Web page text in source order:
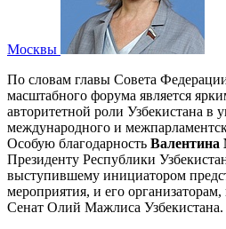
Москвы
По словам главы Совета
масштабного форума является
авторитетной роли Узбекистана в
международного и
Особую благодарность Валентина
Президенту Республики
выступившему инициатором
мероприятия, и его
Сенат Олий Мажлиса Узбекистана.